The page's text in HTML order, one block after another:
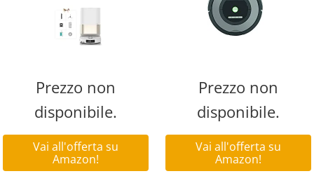
Prezzo non
disponibile.
Vai all'offerta su
Amazon!
Prezzo non
disponibile.
Vai all'offerta su
Amazon!